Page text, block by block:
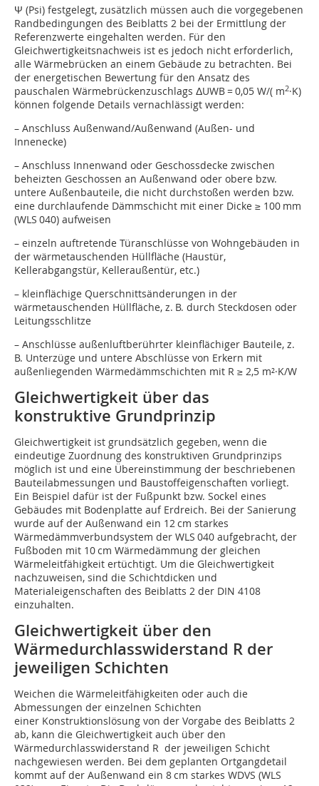
Ψ (Psi) festgelegt, zusätzlich müssen auch die vorgegebenen
Randbedingungen des Beiblatts 2 bei der Ermittlung der
Referenzwerte eingehalten werden. Für den
Gleichwertigkeitsnachweis ist es jedoch nicht erforderlich,
alle Wärmebrücken an einem Gebäude zu betrachten. Bei
der energetischen Bewertung für den Ansatz des
pauschalen Wärmebrückenzuschlags ΔUWB = 0,05 W/( m2·K)
können folgende Details vernachlässigt werden:
– Anschluss Außenwand/Außenwand (Außen- und
Innenecke)
– Anschluss Innenwand oder Geschossdecke zwischen
beheizten Geschossen an Außenwand oder obere bzw.
untere Außenbauteile, die nicht durchstoßen werden bzw.
eine durchlaufende Dämmschicht mit einer Dicke ≥ 100 mm
(WLS 040) aufweisen
– einzeln auftretende Türanschlüsse von Wohngebäuden in
der wärmetauschenden Hüllfläche (Haustür,
Kellerabgangstür, Kelleraußentür, etc.)
– kleinflächige Querschnittsänderungen in der
wärmetauschenden Hüllfläche, z. B. durch Steckdosen oder
Leitungsschlitze
– Anschlüsse außenluftberührter kleinflä­chiger Bauteile, z.
B. Unterzüge und untere Abschlüsse von Erkern mit
außenliegenden Wärmedämmschichten mit R ≥ 2,5 m²·K/W
Gleichwertigkeit über das
konstruktive Grundprinzip
Gleichwertigkeit ist grundsätzlich gegeben, wenn die
eindeutige Zuordnung des konstruktiven Grundprinzips
möglich ist und eine Übereinstimmung der beschriebenen
Bauteilabmessungen und Baustoffeigenschaften vorliegt.
Ein Beispiel dafür ist der Fußpunkt bzw. Sockel eines
Gebäudes mit Bodenplatte auf Erdreich. Bei der Sanierung
wurde auf der Außenwand ein 12 cm starkes
Wärmedämmverbundsystem der WLS 040 aufgebracht, der
Fußboden mit 10 cm Wärmedämmung der gleichen
Wärmeleitfähigkeit ertüchtigt. Um die Gleichwertigkeit
nachzuweisen, sind die Schichtdicken und
Materialeigenschaften des Beiblatts 2 der DIN 4108
einzuhalten.
Gleichwertigkeit über den
Wärmedurchlasswiderstand R der
jeweiligen Schichten
Weichen die Wärmeleitfähigkeiten oder auch die
Abmessungen der einzelnen Schichten
einer Konstruktionslösung von der Vorgabe des Beiblatts 2
ab, kann die Gleichwertigkeit auch über den
Wärmedurchlasswiderstand R der jeweiligen Schicht
nachgewiesen werden. Bei dem geplanten Ortgangdetail
kommt auf der Außenwand ein 8 cm starkes WDVS (WLS